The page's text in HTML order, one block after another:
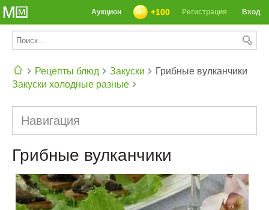
Вход
Регистрация
+100
Аукцион
Рецепты блюд
Закуски
Закуски холодные разные
Грибные вулканчики
Навигация
Грибные вулканчики